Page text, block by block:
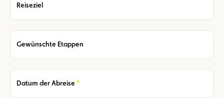
Reiseziel
Gewünschte Etappen
Datum der Abreise
Required